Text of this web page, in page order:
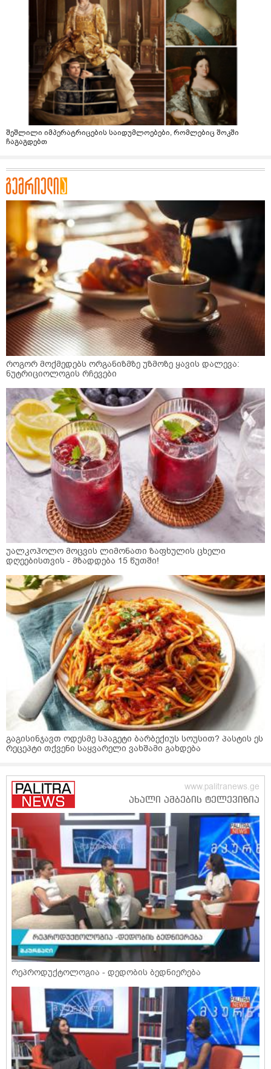
შეშლილი იმპერატრიცების საიდუმლოებები, რომლებიც შოკში
ჩაგაგდებთ
როგორ მოქმედებს ორგანიზმზე უზმოზე ყავის დალევა:
ნუტრიციოლოგის რჩევები
უალკოჰოლო მოცვის ლიმონათი ზაფხულის ცხელი
დღეებისთვის - მზადდება 15 წუთში!
გაგისინჯავთ ოდესმე სპაგეტი ბარბექიუს სოუსით? პასტის ეს
რეცეპტი თქვენი საყვარელი ვახშამი გახდება
რეპროდუქტოლოგია - დედობის ბედნიერება